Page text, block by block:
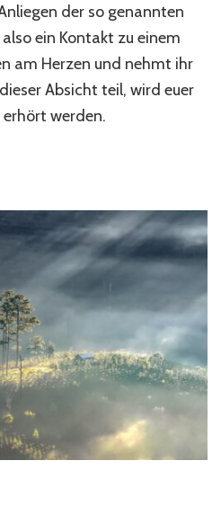
der so genannten
ein Kontakt zu einem
am Herzen und nehmt ihr
Absicht teil, wird euer
werden.